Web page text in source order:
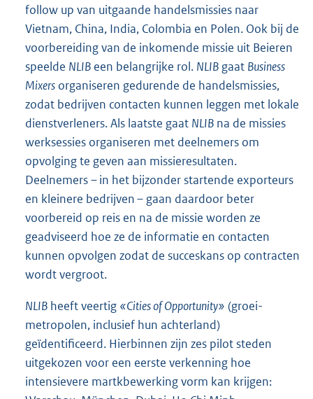
follow up van uitgaande handelsmissies naar
Vietnam, China, India, Colombia en Polen. Ook bij de
voorbereiding van de inkomende missie uit Beieren
speelde NLIB een belangrijke rol. NLIB gaat Business
Mixers organiseren gedurende de handelsmissies,
zodat bedrijven contacten kunnen leggen met lokale
dienstverleners. Als laatste gaat NLIB na de missies
werksessies organiseren met deelnemers om
opvolging te geven aan missieresultaten.
Deelnemers – in het bijzonder startende exporteurs
en kleinere bedrijven – gaan daardoor beter
voorbereid op reis en na de missie worden ze
geadviseerd hoe ze de informatie en contacten
kunnen opvolgen zodat de succeskans op contracten
wordt vergroot.
NLIB heeft veertig «Cities of Opportunity» (groei-
metropolen, inclusief hun achterland)
geïdentificeerd. Hierbinnen zijn zes pilot steden
uitgekozen voor een eerste verkenning hoe
intensievere martkbewerking vorm kan krijgen: